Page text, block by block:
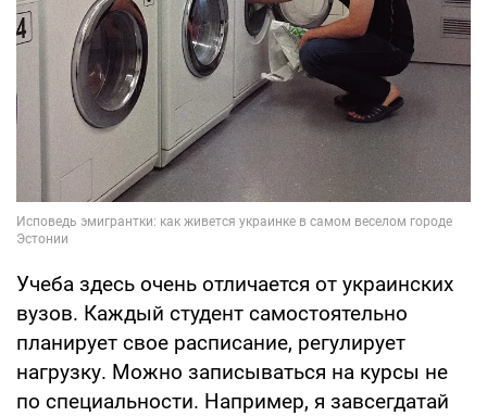
Учеба здесь очень отличается от украинских
вузов. Каждый студент самостоятельно
планирует свое расписание, регулирует
нагрузку. Можно записываться на курсы не
по специальности. Например, я завсегдатай